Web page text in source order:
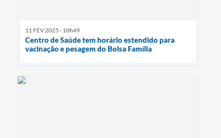
11 FEV 2025 - 10h49
Centro de Saúde tem horário estendido para
vacinação e pesagem do Bolsa Família